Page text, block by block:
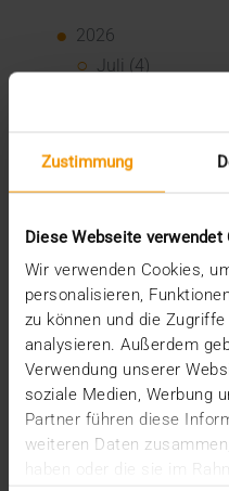
Zustimmung
Diese Webseite
Wir verwenden Cookies,
personalisieren,
zu können und die
analysieren. Außerdem
Verwendung unserer
soziale Medien, Werbung
Partner führen diese
weiteren Daten
haben oder die sie im
2026
Juli (4)
März (1)
2025
Dezember (5)
November (3)
Oktober (2)
September (3)
Juli (3)
Juni (1)
Mai (2)
April (1)